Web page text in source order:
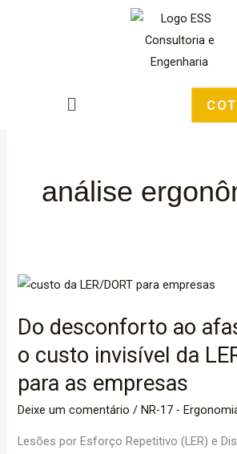
Main
análise
Do desconforto ao
o custo invisível da
para as empresas
Deixe um comentário / NR-17 -
Lesões por Esforço Repetitivo (LER) e
Do
ao
afastamento:
custo
invisível
da